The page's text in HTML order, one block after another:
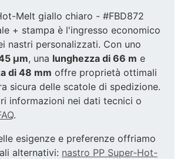
Melt giallo chiaro - #FBD872
+ stampa è l'ingresso economico
nastri personalizzati. Con uno
µm, una lunghezza di 66 m e
di 48 mm offre proprietà ottimali
sicura delle scatole di spedizione.
informazioni nei dati tecnici o
.
esigenze e preferenze offriamo
alternativi: nastro PP Super-Hot-